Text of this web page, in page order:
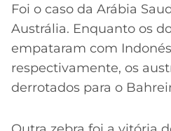
Foi o caso da Arábia
Austrália. Enquanto os
empataram com
respectivamente, os
derrotados para o